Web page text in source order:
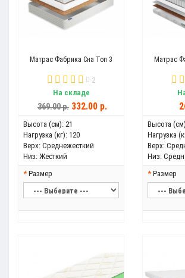
Матрас Фабрика Сна Топ 3
2
На складе
369.00 р. 332.00 р.
Высота (см): 21
Нагрузка (кг): 120
Верх: Среднежесткий
Низ: Жесткий
Размер
Матрас
Высота
Нагрузка
Верх:
Низ:
Размер